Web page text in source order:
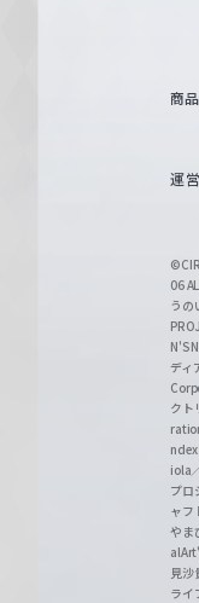
W
i
c
h
w
a
r
z
商
運
06
うの
N'S
ディ
クト
iola
プロ
ャフ
やま
見
ライ